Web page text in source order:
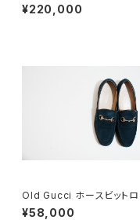
4×30
¥220,000
Old Gucci ホースビットロ
ァー 36C Navy Suede
¥58,000